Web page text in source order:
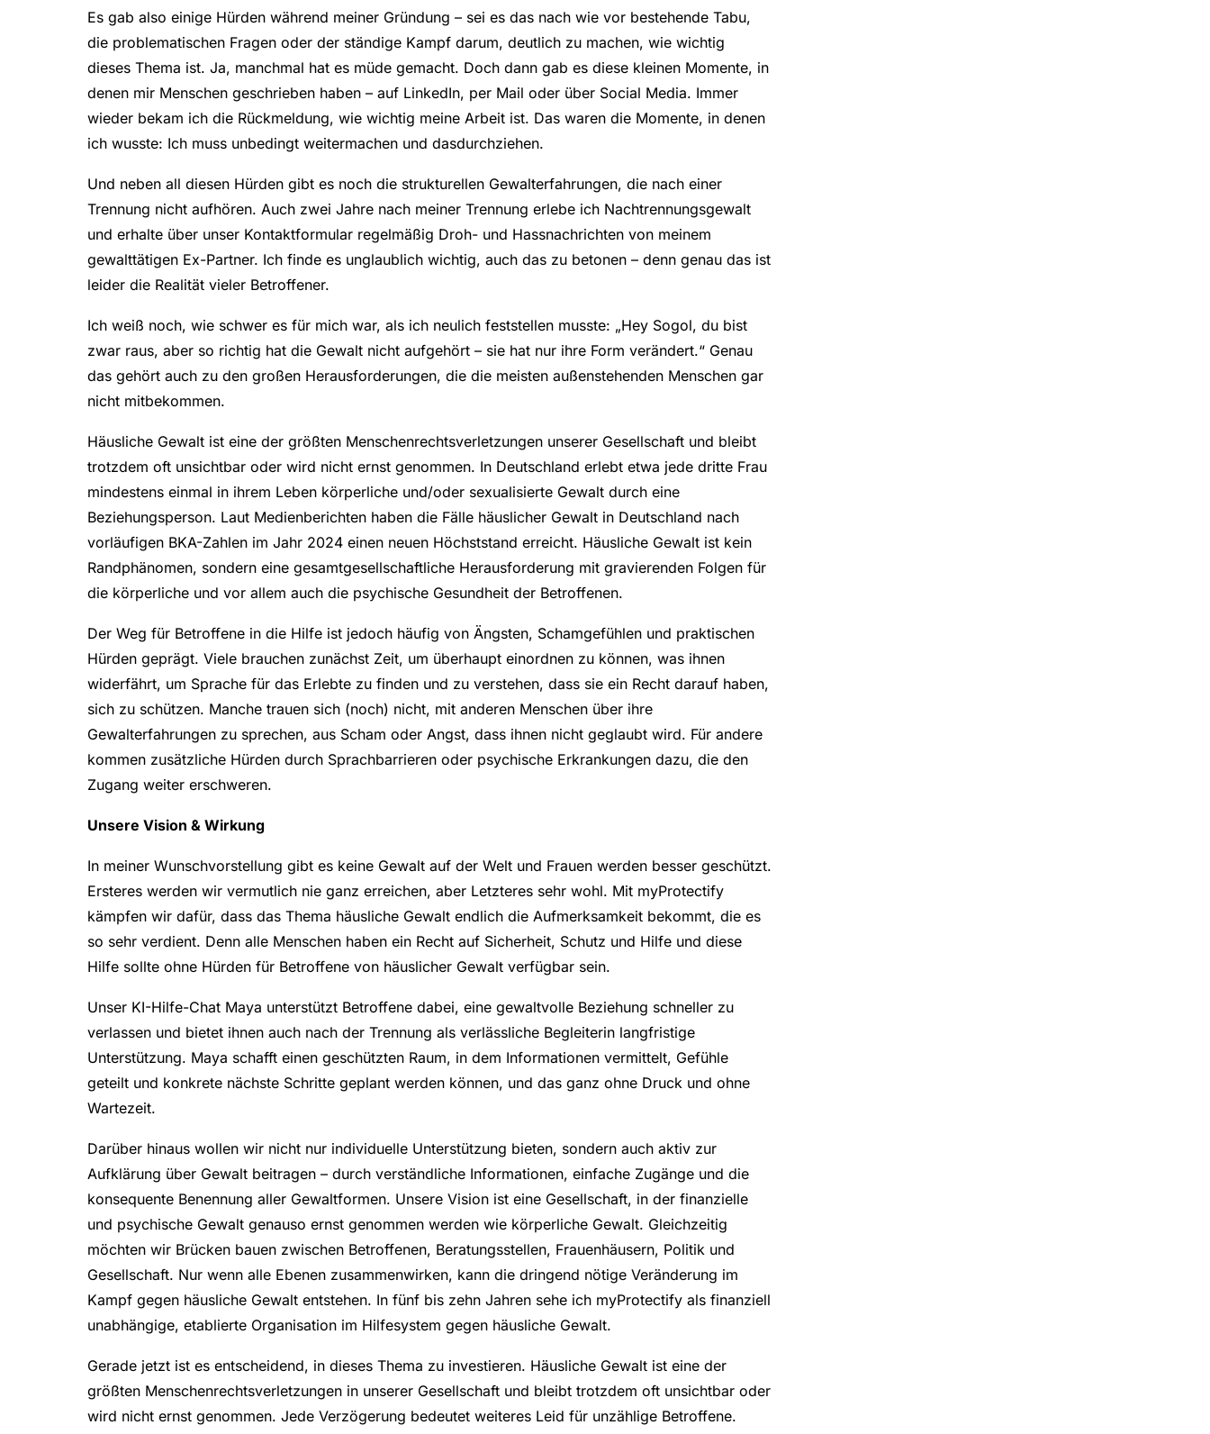
Es gab also einige Hürden während meiner Gründung – sei es das nach wie vor bestehende Tabu,
die problematischen Fragen oder der ständige Kampf darum, deutlich zu machen, wie wichtig
dieses Thema ist. Ja, manchmal hat es müde gemacht. Doch dann gab es diese kleinen Momente, in
denen mir Menschen geschrieben haben – auf LinkedIn, per Mail oder über Social Media. Immer
wieder bekam ich die Rückmeldung, wie wichtig meine Arbeit ist. Das waren die Momente, in denen
ich wusste: Ich muss unbedingt weitermachen und dasdurchziehen.
Und neben all diesen Hürden gibt es noch die strukturellen Gewalterfahrungen, die nach einer
Trennung nicht aufhören. Auch zwei Jahre nach meiner Trennung erlebe ich Nachtrennungsgewalt
und erhalte über unser Kontaktformular regelmäßig Droh- und Hassnachrichten von meinem
gewalttätigen Ex-Partner. Ich finde es unglaublich wichtig, auch das zu betonen – denn genau das ist
leider die Realität vieler Betroffener.
Ich weiß noch, wie schwer es für mich war, als ich neulich feststellen musste: „Hey Sogol, du bist
zwar raus, aber so richtig hat die Gewalt nicht aufgehört – sie hat nur ihre Form verändert.“ Genau
das gehört auch zu den großen Herausforderungen, die die meisten außenstehenden Menschen gar
nicht mitbekommen.
Häusliche Gewalt ist eine der größten Menschenrechtsverletzungen unserer Gesellschaft und bleibt
trotzdem oft unsichtbar oder wird nicht ernst genommen. In Deutschland erlebt etwa jede dritte Frau
mindestens einmal in ihrem Leben körperliche und/oder sexualisierte Gewalt durch eine
Beziehungsperson. Laut Medienberichten haben die Fälle häuslicher Gewalt in Deutschland nach
vorläufigen BKA-Zahlen im Jahr 2024 einen neuen Höchststand erreicht. Häusliche Gewalt ist kein
Randphänomen, sondern eine gesamtgesellschaftliche Herausforderung mit gravierenden Folgen für
die körperliche und vor allem auch die psychische Gesundheit der Betroffenen.
Der Weg für Betroffene in die Hilfe ist jedoch häufig von Ängsten, Schamgefühlen und praktischen
Hürden geprägt. Viele brauchen zunächst Zeit, um überhaupt einordnen zu können, was ihnen
widerfährt, um Sprache für das Erlebte zu finden und zu verstehen, dass sie ein Recht darauf haben,
sich zu schützen. Manche trauen sich (noch) nicht, mit anderen Menschen über ihre
Gewalterfahrungen zu sprechen, aus Scham oder Angst, dass ihnen nicht geglaubt wird. Für andere
kommen zusätzliche Hürden durch Sprachbarrieren oder psychische Erkrankungen dazu, die den
Zugang weiter erschweren.
Unsere Vision & Wirkung
In meiner Wunschvorstellung gibt es keine Gewalt auf der Welt und Frauen werden besser geschützt.
Ersteres werden wir vermutlich nie ganz erreichen, aber Letzteres sehr wohl. Mit myProtectify
kämpfen wir dafür, dass das Thema häusliche Gewalt endlich die Aufmerksamkeit bekommt, die es
so sehr verdient. Denn alle Menschen haben ein Recht auf Sicherheit, Schutz und Hilfe und diese
Hilfe sollte ohne Hürden für Betroffene von häuslicher Gewalt verfügbar sein.
Unser KI-Hilfe-Chat Maya unterstützt Betroffene dabei, eine gewaltvolle Beziehung schneller zu
verlassen und bietet ihnen auch nach der Trennung als verlässliche Begleiterin langfristige
Unterstützung. Maya schafft einen geschützten Raum, in dem Informationen vermittelt, Gefühle
geteilt und konkrete nächste Schritte geplant werden können, und das ganz ohne Druck und ohne
Wartezeit.
Darüber hinaus wollen wir nicht nur individuelle Unterstützung bieten, sondern auch aktiv zur
Aufklärung über Gewalt beitragen – durch verständliche Informationen, einfache Zugänge und die
konsequente Benennung aller Gewaltformen. Unsere Vision ist eine Gesellschaft, in der finanzielle
und psychische Gewalt genauso ernst genommen werden wie körperliche Gewalt. Gleichzeitig
möchten wir Brücken bauen zwischen Betroffenen, Beratungsstellen, Frauenhäusern, Politik und
Gesellschaft. Nur wenn alle Ebenen zusammenwirken, kann die dringend nötige Veränderung im
Kampf gegen häusliche Gewalt entstehen. In fünf bis zehn Jahren sehe ich myProtectify als finanziell
unabhängige, etablierte Organisation im Hilfesystem gegen häusliche Gewalt.
Gerade jetzt ist es entscheidend, in dieses Thema zu investieren. Häusliche Gewalt ist eine der
größten Menschenrechtsverletzungen in unserer Gesellschaft und bleibt trotzdem oft unsichtbar oder
wird nicht ernst genommen. Jede Verzögerung bedeutet weiteres Leid für unzählige Betroffene.